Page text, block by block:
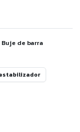
Buje de barra